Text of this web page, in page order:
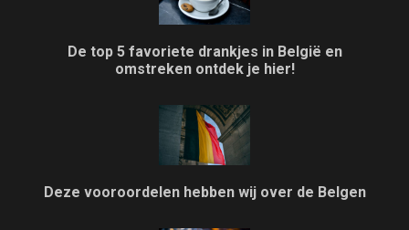
De top 5 favoriete drankjes in België en
omstreken ontdek je hier!
Deze vooroordelen hebben wij over de Belgen